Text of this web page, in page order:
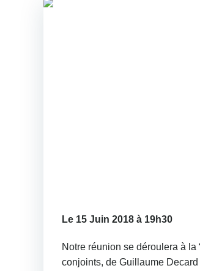
Le 15 Juin 2018 à 19h30
Notre réunion se déroulera à la
conjoints, de Guillaume